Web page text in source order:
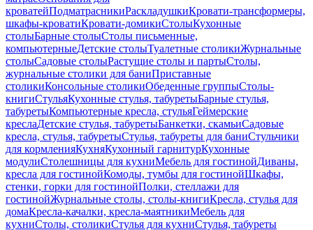
кроватейПодматрасникиРаскладушкиКровати-трансформеры,
шкафы-кроватиКровати-домикиСтолыКухонные
столыБарные столыСтолы письменные,
компьютерныеДетские столыТуалетные столикиЖурнальные
столыСадовые столыРастущие столы и партыСтолы,
журнальные столики для баниПриставные
столикиКонсольные столикиОбеденные группыСтолы-
книгиСтульяКухонные стулья, табуретыБарные стулья,
табуретыКомпьютерные кресла, стульяГеймерские
креслаДетские стулья, табуретыБанкетки, скамьиСадовые
кресла, стулья, табуретыСтулья, табуреты для баниСтульчики
для кормленияКухняКухонный гарнитурКухонные
модулиСтолешницы для кухниМебель для гостинойДиваны,
кресла для гостинойКомоды, тумбы для гостинойШкафы,
стенки, горки для гостинойПолки, стеллажи для
гостинойЖурнальные столы, столы-книгиКресла, стулья для
домаКресла-качалки, кресла-маятникиМебель для
кухниСтолы, столикиСтулья для кухниСтулья, табуреты